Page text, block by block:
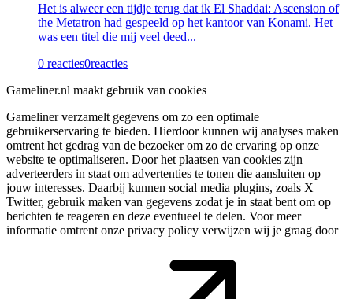
Het is alweer een tijdje terug dat ik El Shaddai: Ascension of
the Metatron had gespeeld op het kantoor van Konami. Het
was een titel die mij veel deed...
0 reacties0reacties
Gameliner.nl maakt gebruik van cookies
Gameliner verzamelt gegevens om zo een optimale
gebruikerservaring te bieden. Hierdoor kunnen wij analyses maken
omtrent het gedrag van de bezoeker om zo de ervaring op onze
website te optimaliseren. Door het plaatsen van cookies zijn
adverteerders in staat om advertenties te tonen die aansluiten op
jouw interesses. Daarbij kunnen social media plugins, zoals X
Twitter, gebruik maken van gegevens zodat je in staat bent om op
berichten te reageren en deze eventueel te delen. Voor meer
informatie omtrent onze privacy policy verwijzen wij je graag door